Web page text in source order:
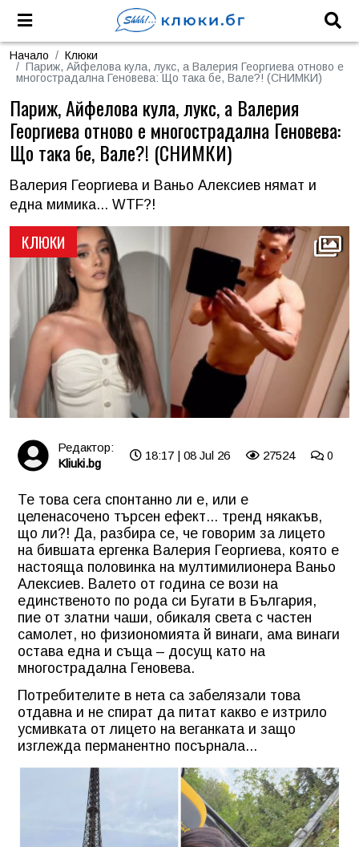
Начало
Клюки
Париж, Айфелова кула, лукс, а Валерия Георгиева отново е
многострадална Геновева: Що така бе, Вале?! (СНИМКИ)
КЛЮКИ
Париж, Айфелова кула, лукс, а Валерия
Георгиева отново е многострадална Геновева:
Що така бе, Вале?! (СНИМКИ)
Валерия Георгиева и Ваньо Алексиев нямат и
една мимика... WTF?!
Редактор:
Kliuki.bg
18:17 | 08 Jul 26 27524 0
Те това сега спонтанно ли е, или е
целенасочено търсен ефект... тренд някакъв,
що ли?! Да, разбира се, че говорим за лицето
на бившата ергенка Валерия Георгиева, която е
настояща половинка на мултимилионера Ваньо
Алексиев. Валето от година се вози на
единственото по рода си Бугати в България,
пие от златни чаши, обикаля света с частен
самолет, но физиономията й винаги, ама винаги
остава една и съща – досущ като на
многострадална Геновева.
Потребителите в нета са забелязали това
отдавна и не спират да питат какво е изтрило
усмивката от лицето на веганката и защо
изглежда перманентно посърнала...